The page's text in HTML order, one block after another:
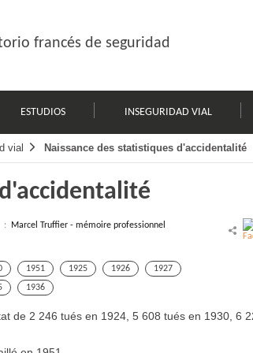
francés de seguridad
ESTUDIOS INSEGURIDAD VIAL
vial Naissance des statistiques d'accidentalité
: Marcel Truffier - mémoire professionnel
1951 1925 1926
1927
1936
de 2 246 tués en 1924, 5 608 tués en 1930, 6